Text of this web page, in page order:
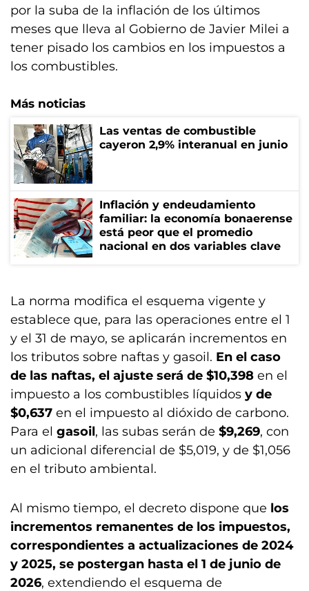
por la suba de la inflación de los últimos
meses que lleva al Gobierno de Javier Milei a
tener pisado los cambios en los impuestos a
los combustibles.
Más noticias
Las ventas de combustible
cayeron 2,9% interanual en junio
Inflación y endeudamiento
familiar: la economía bonaerense
está peor que el promedio
nacional en dos variables clave
La norma modifica el esquema vigente y
establece que, para las operaciones entre el 1
y el 31 de mayo, se aplicarán incrementos en
los tributos sobre naftas y gasoil. En el caso
de las naftas, el ajuste será de $10,398 en el
impuesto a los combustibles líquidos y de
$0,637 en el impuesto al dióxido de carbono.
Para el gasoil, las subas serán de $9,269, con
un adicional diferencial de $5,019, y de $1,056
en el tributo ambiental.
Al mismo tiempo, el decreto dispone que los
incrementos remanentes de los impuestos,
correspondientes a actualizaciones de 2024
y 2025, se postergan hasta el 1 de junio de
2026, extendiendo el esquema de